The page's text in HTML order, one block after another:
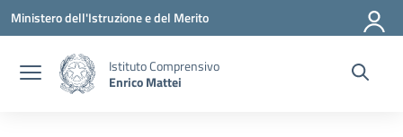
Vai ai contenuti
Vai al menu di navigazione
Vai al footer
Ministero dell'Istruzione e del Merito
Istituto Comprensivo
Enrico Mattei